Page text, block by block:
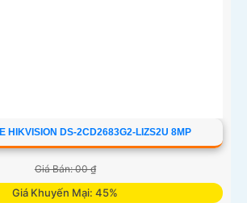
HIKVISION DS-2CD2683G2-LIZS2U 8MP
Giá Bán: 00 ₫
Giá Khuyến Mại: 45%